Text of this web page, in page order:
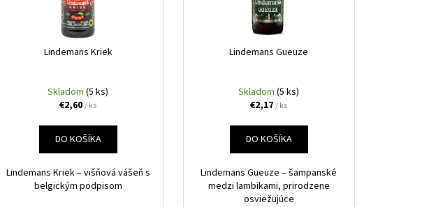
Lindemans Kriek
Skladom(5 ks)
€2,60/ ks
DO KOŠÍKA
Lindemans Kriek – višňová vášeň s
belgickým podpisom
Lindemans Gueuze
Skladom(5 ks)
€2,17/ ks
DO KOŠÍKA
Lindemans Gueuze – šampanské
medzi lambikami, prirodzene
osviežujúce